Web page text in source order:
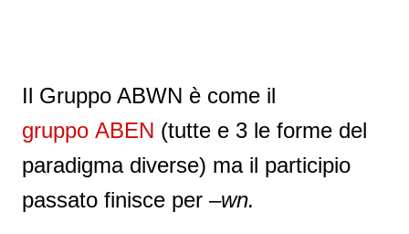
Il Gruppo ABWN è come il
gruppo ABEN (tutte e 3 le forme del
paradigma diverse) ma il participio
passato finisce per –wn.